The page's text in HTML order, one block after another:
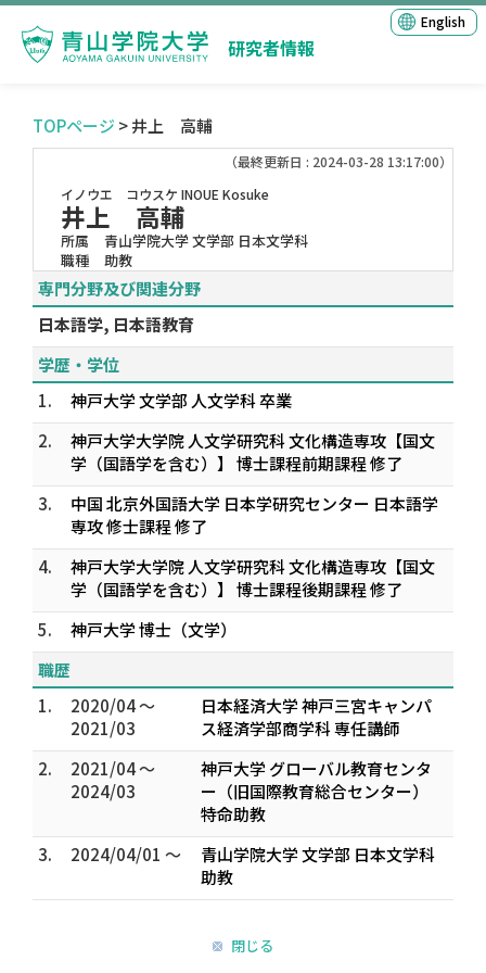
研究者情報
English
TOPページ > 井上 高輔
（最終更新日 : 2024-03-28 13:17:00）
イノウエ コウスケ INOUE Kosuke
井上 高輔
所属
青山学院大学 文学部 日本文学科
職種
助教
専門分野及び関連分野
日本語学, 日本語教育
学歴・学位
1.
神戸大学 文学部 人文学科 卒業
2.
神戸大学大学院 人文学研究科 文化構造専攻【国文
学（国語学を含む）】 博士課程前期課程 修了
3.
中国 北京外国語大学 日本学研究センター 日本語学
専攻 修士課程 修了
4.
神戸大学大学院 人文学研究科 文化構造専攻【国文
学（国語学を含む）】 博士課程後期課程 修了
5.
神戸大学 博士（文学）
職歴
1.
2020/04 ～
2021/03
日本経済大学 神戸三宮キャンパ
ス経済学部商学科 専任講師
2.
2021/04 ～
2024/03
神戸大学 グローバル教育センタ
ー（旧国際教育総合センター）
特命助教
3.
2024/04/01 ～
青山学院大学 文学部 日本文学科
助教
閉じる